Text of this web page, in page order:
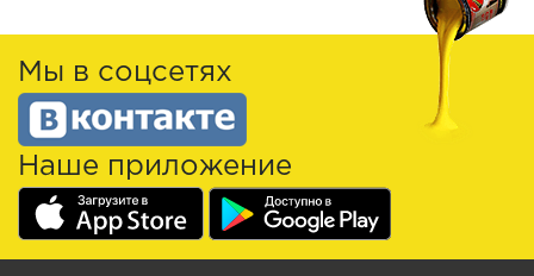
Мы в соцсетях
Наше приложение